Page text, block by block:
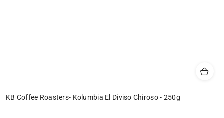
KB Coffee Roasters- Kolumbia El Diviso Chiroso - 250g